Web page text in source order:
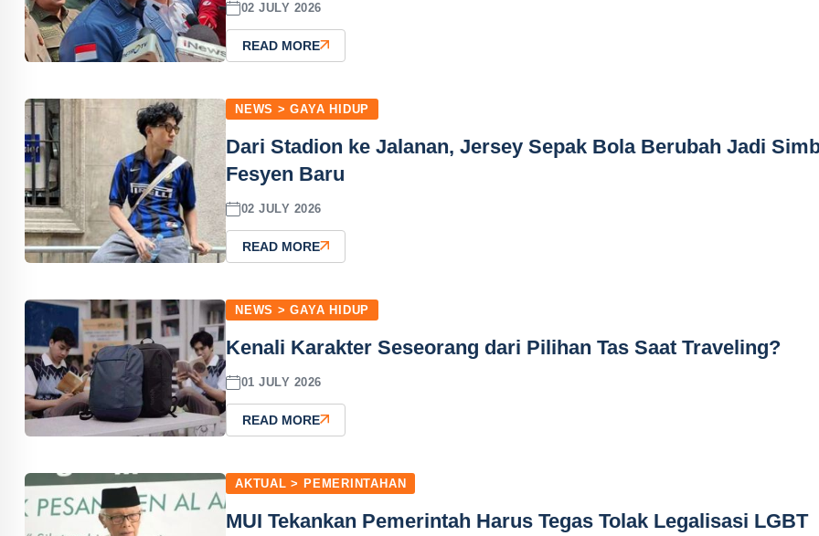
02 JULY 2026
READ MORE
NEWS > GAYA HIDUP
Dari Stadion ke Jalanan, Jersey Sepak Bola Berubah Jadi
Fesyen Baru
02 JULY 2026
READ MORE
NEWS > GAYA HIDUP
Kenali Karakter Seseorang dari Pilihan Tas Saat Traveling?
01 JULY 2026
READ MORE
AKTUAL > PEMERINTAHAN
MUI Tekankan Pemerintah Harus Tegas Tolak Legalisasi LGBT